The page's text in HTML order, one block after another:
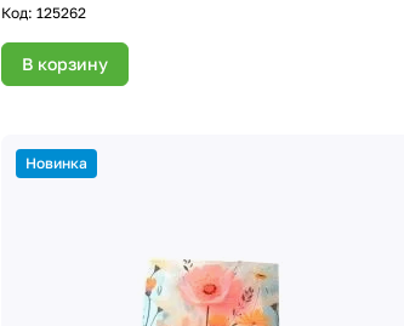
Код: 125262
В корзину
Новинка